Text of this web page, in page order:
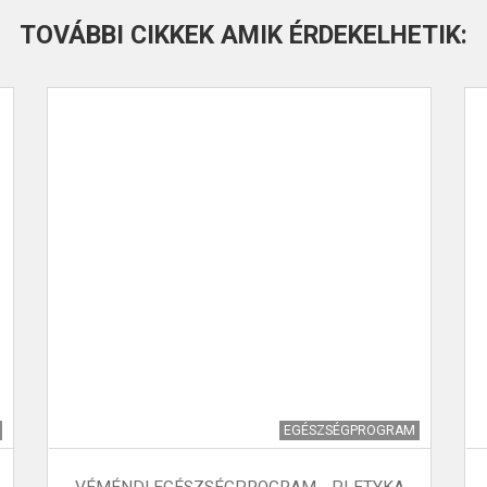
TOVÁBBI CIKKEK AMIK ÉRDEKELHETIK:
EGÉSZSÉGPROGRAM